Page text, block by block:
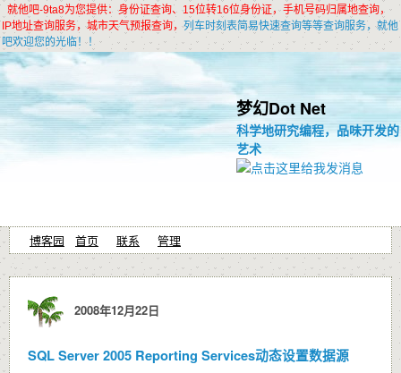
就他吧-9ta8为您提供：身份证查询、15位转16位身份证，手机号码归属地查询，
IP地址查询服务，城市天气预报查询，列车时刻表简易快速查询等等查询服务，就他
吧欢迎您的光临！！
梦幻Dot Net
科学地研究编程，品味开发的
艺术
博客园 首页 联系 管理
2008年12月22日
SQL Server 2005 Reporting Services动态设置数据源